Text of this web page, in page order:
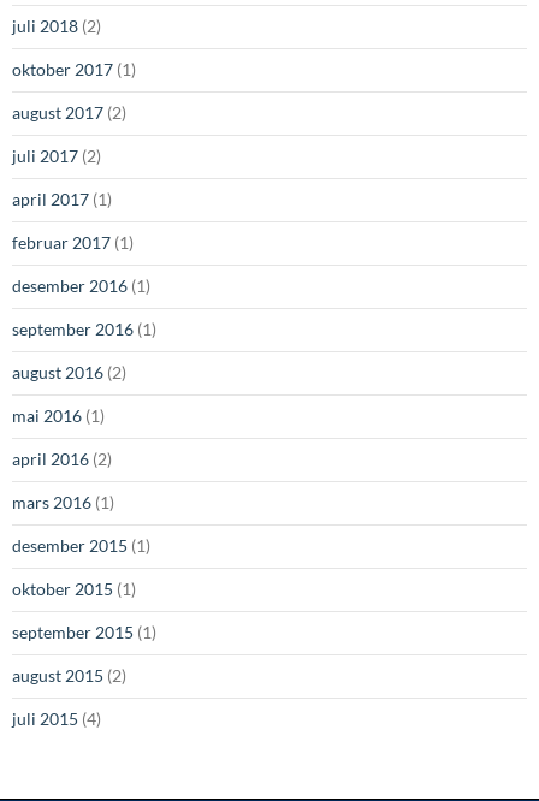
juli 2018 (2)
oktober 2017 (1)
august 2017 (2)
juli 2017 (2)
april 2017 (1)
februar 2017 (1)
desember 2016 (1)
september 2016 (1)
august 2016 (2)
mai 2016 (1)
april 2016 (2)
mars 2016 (1)
desember 2015 (1)
oktober 2015 (1)
september 2015 (1)
august 2015 (2)
juli 2015 (4)